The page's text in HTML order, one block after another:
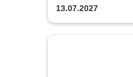
13.07.2027